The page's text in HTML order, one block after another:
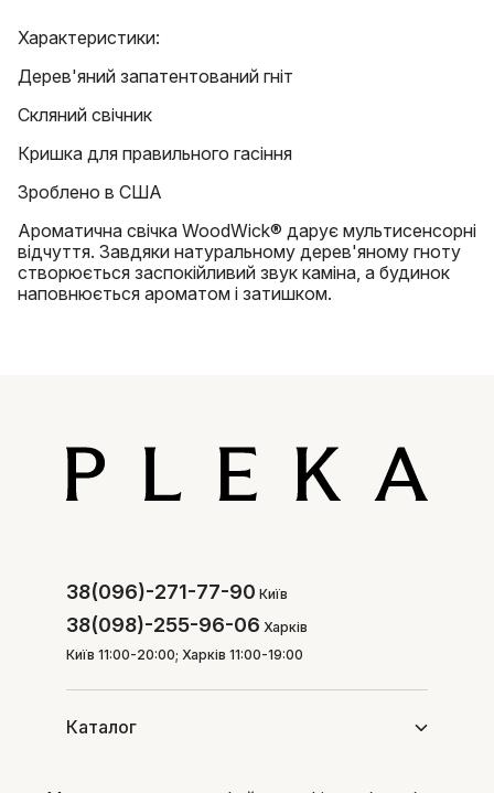
Характеристики:
Дерев'яний запатентований гніт
Скляний свічник
Кришка для правильного гасіння
Зроблено в США
Ароматична свічка WoodWick® дарує мультисенсорні
відчуття. Завдяки натуральному дерев'яному гноту
створюється заспокійливий звук каміна, а будинок
наповнюється ароматом і затишком.
38(096)-271-77-90 Київ
38(098)-255-96-06 Харків
Київ 11:00-20:00; Харків 11:00-19:00
Каталог